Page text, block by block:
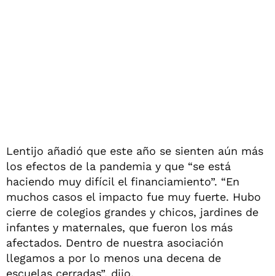
Lentijo añadió que este año se sienten aún más
los efectos de la pandemia y que “se está
haciendo muy difícil el financiamiento”. “En
muchos casos el impacto fue muy fuerte. Hubo
cierre de colegios grandes y chicos, jardines de
infantes y maternales, que fueron los más
afectados. Dentro de nuestra asociación
llegamos a por lo menos una decena de
escuelas cerradas”, dijo.